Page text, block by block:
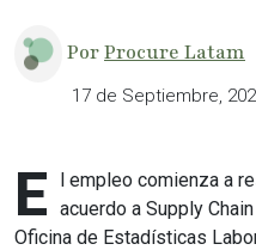
PorProcure Latam
17 de Septiembre,
E
l empleo comienza a
acuerdo a Supply
Oficina de Estadísticas